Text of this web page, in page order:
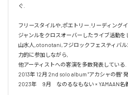
ぐ.
フリースタイルや,ポエトリー.リーディング
ジャンルをクロスオーバーしたライブ活動を
山水人,otonotani,フジロックフェスティバ
力的に参加しながら,
他アーティストへの客演を多数発表している.
2013年 12月 2nd solo album "アカシャの唇"
2023年　9月　なのるなもない × YAMAAN名